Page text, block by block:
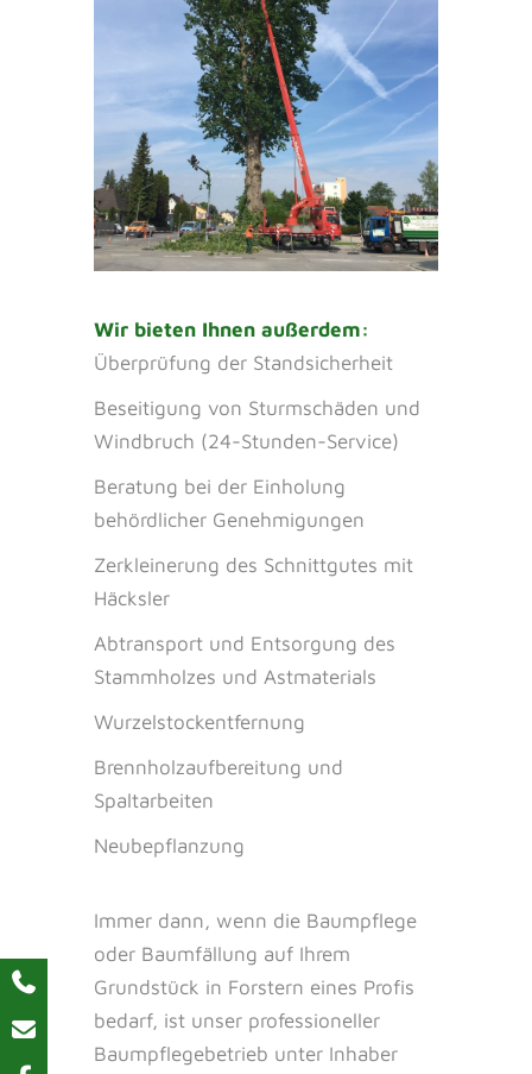
Wir bieten Ihnen außerdem:
Überprüfung der Standsicherheit
Beseitigung von Sturmschäden und
Windbruch (24-Stunden-Service)
Beratung bei der Einholung
behördlicher Genehmigungen
Zerkleinerung des Schnittgutes mit
Häcksler
Abtransport und Entsorgung des
Stammholzes und Astmaterials
Wurzelstockentfernung
Brennholzaufbereitung und
Spaltarbeiten
Neubepflanzung
Immer dann, wenn die Baumpflege
oder Baumfällung auf Ihrem
Grundstück in Forstern eines Profis
bedarf, ist unser professioneller
Baumpflegebetrieb unter Inhaber